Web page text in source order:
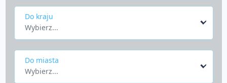
Do kraju
Wybierz...
Do miasta
Wybierz...